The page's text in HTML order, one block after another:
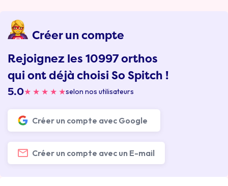
Créer un compte
Rejoignez les 10997 orthos
qui ont déjà choisi So Spitch !
5.0★ ★ ★ ★ ★selon nos utilisateurs
Créer un compte avec Google
Créer un compte avec un E-mail